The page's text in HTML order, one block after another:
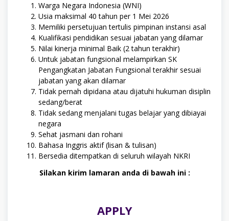
Warga Negara Indonesia (WNI)
Usia maksimal 40 tahun per 1 Mei 2026
Memiliki persetujuan tertulis pimpinan instansi asal
Kualifikasi pendidikan sesuai jabatan yang dilamar
Nilai kinerja minimal Baik (2 tahun terakhir)
Untuk jabatan fungsional melampirkan SK
Pengangkatan Jabatan Fungsional terakhir sesuai
jabatan yang akan dilamar
Tidak pernah dipidana atau dijatuhi hukuman disiplin
sedang/berat
Tidak sedang menjalani tugas belajar yang dibiayai
negara
Sehat jasmani dan rohani
Bahasa Inggris aktif (lisan & tulisan)
Bersedia ditempatkan di seluruh wilayah NKRI
Silakan kirim lamaran anda di bawah ini :
APPLY